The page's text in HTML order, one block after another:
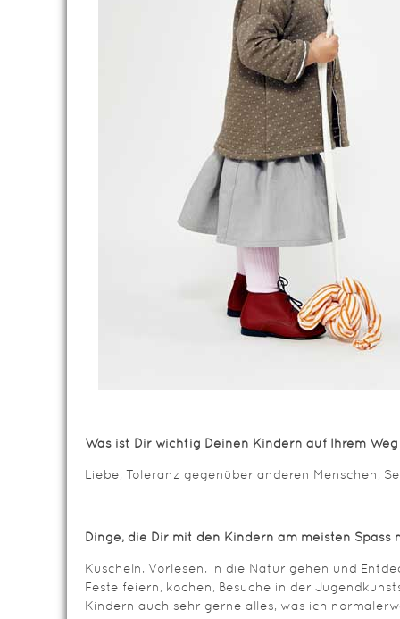
Was ist Dir wichtig Deinen Kindern auf Ihrem
Liebe, Toleranz gegenüber anderen Menschen,
Dinge, die Dir mit den Kindern am meisten Spass
Kuscheln, Vorlesen, in die Natur gehen und
Feste feiern, kochen, Besuche in der
Kindern auch sehr gerne alles, was ich